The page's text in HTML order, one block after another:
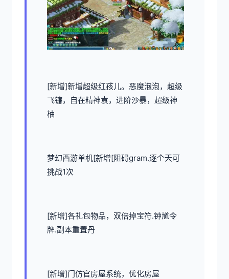
[新增]新增超级红孩儿。恶魔泡泡，超级
飞镰，自在精神袁，进阶沙暴，超级神
柚
梦幻西游单机[新增[阻碍gram.逐个天可
挑战1次
[新增]各礼包物品，双倍掉宝符.钟馗令
牌.副本重置丹
[新增]门仿官房屋系统，优化房屋